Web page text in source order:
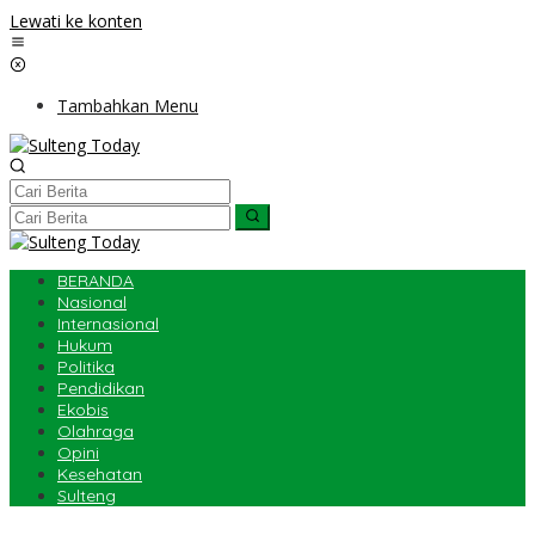
Lewati ke konten
Tambahkan Menu
BERANDA
Nasional
Internasional
Hukum
Politika
Pendidikan
Ekobis
Olahraga
Opini
Kesehatan
Sulteng